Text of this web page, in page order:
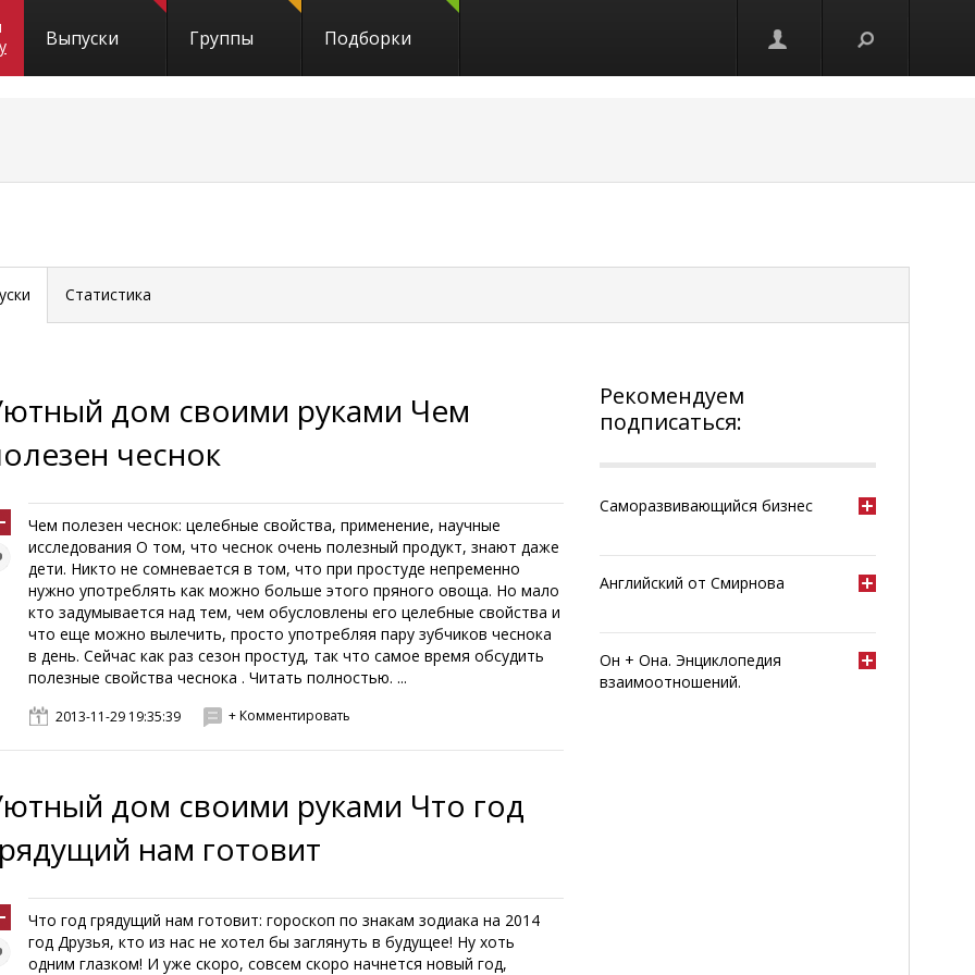
Выпуски Группы Подборки
Статистика
дом своими руками Чем
чеснок
Чем полезен чеснок: целебные свойства, применение, научные
исследования О том, что чеснок очень полезный продукт, знают даже
дети. Никто не сомневается в том, что при простуде непременно
нужно употреблять как можно больше этого пряного овоща. Но мало
кто задумывается над тем, чем обусловлены его целебные свойства и
что еще можно вылечить, просто употребляя пару зубчиков чеснока
в день. Сейчас как раз сезон простуд, так что самое время обсудить
полезные свойства чеснока . Читать полностью. ...
2013-11-29 19:35:39 + Комментировать
дом своими руками Что год
нам готовит
Что год грядущий нам готовит: гороскоп по знакам зодиака на 2014
год Друзья, кто из нас не хотел бы заглянуть в будущее! Ну хоть
одним глазком! И уже скоро, совсем скоро начнется новый год,
Рекомендуем
подписаться:
Саморазвивающийся бизнес
Английский от Смирнова
Он + Она. Энциклопедия
взаимоотношений.